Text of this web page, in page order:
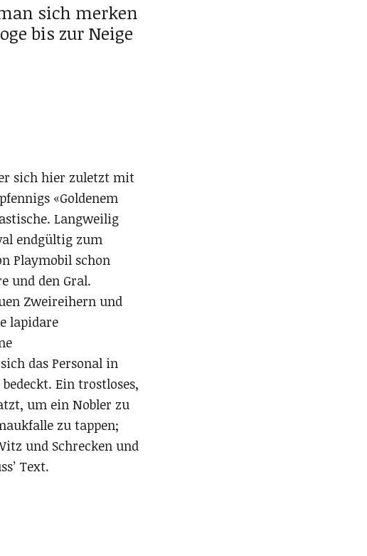
sich merken
bis zur Neige
sich hier zuletzt mit
«Goldenem
Langweilig
endgültig zum
Playmobil schon
und den Gral.
Zweireihern und
lapidare
das Personal in
Ein trostloses,
um ein Nobler zu
zu tappen;
und Schrecken und
Text.